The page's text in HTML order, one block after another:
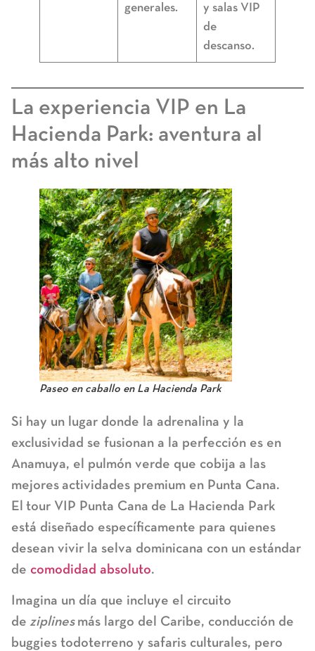
generales.
y salas VIP
de
descanso.
La experiencia VIP en La
Hacienda Park: aventura al
más alto nivel
Paseo en caballo en La Hacienda Park
Si hay un lugar donde la adrenalina y la
exclusividad se fusionan a la perfección es en
Anamuya, el pulmón verde que cobija a las
mejores actividades premium en Punta Cana.
El tour VIP Punta Cana de La Hacienda Park
está diseñado específicamente para quienes
desean vivir la selva dominicana con un estándar
de comodidad absoluto.
Imagina un día que incluye el circuito
de ziplinesmás largo del Caribe, conducción de
buggies todoterreno y safaris culturales, pero